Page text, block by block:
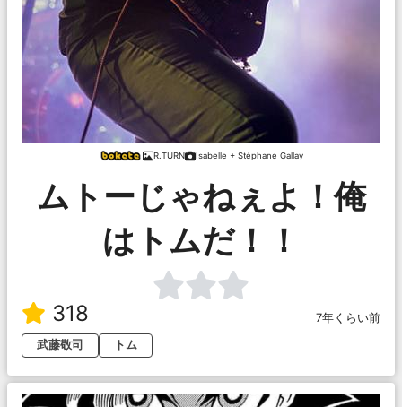
R.TURN Isabelle + Stéphane Gallay
ムトーじゃねぇよ！俺
はトムだ！！
318
7年くらい前
武藤敬司
トム